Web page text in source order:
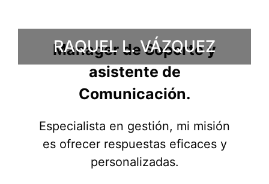
RAQUEL L. VÁZQUEZ
Manager de Soporte y
asistente de
Comunicación.
Especialista en gestión, mi misión
es ofrecer respuestas eficaces y
personalizadas.